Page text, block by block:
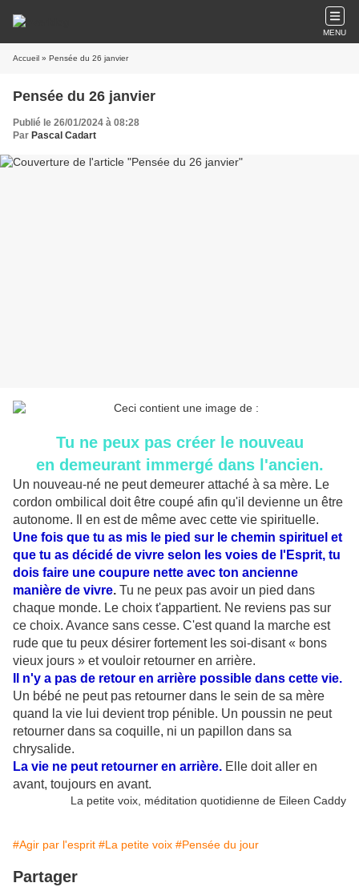
MENU
Accueil » Pensée du 26 janvier
Pensée du 26 janvier
Publié le 26/01/2024 à 08:28
Par Pascal Cadart
Tu ne peux pas créer le nouveau
en demeurant immergé dans l'ancien.
Un nouveau-né ne peut demeurer attaché à sa mère. Le
cordon ombilical doit être coupé afin qu'il devienne un être
autonome. Il en est de même avec cette vie spirituelle.
Une fois que tu as mis le pied sur le chemin spirituel et
que tu as décidé de vivre selon les voies de l'Esprit, tu
dois faire une coupure nette avec ton ancienne
manière de vivre. Tu ne peux pas avoir un pied dans
chaque monde. Le choix t'appartient. Ne reviens pas sur
ce choix. Avance sans cesse. C'est quand la marche est
rude que tu peux désirer fortement les soi-disant « bons
vieux jours » et vouloir retourner en arrière.
Il n'y a pas de retour en arrière possible dans cette vie.
Un bébé ne peut pas retourner dans le sein de sa mère
quand la vie lui devient trop pénible. Un poussin ne peut
retourner dans sa coquille, ni un papillon dans sa
chrysalide.
La vie ne peut retourner en arrière. Elle doit aller en
avant, toujours en avant.
La petite voix, méditation quotidienne de Eileen Caddy
#Agir par l'esprit #La petite voix #Pensée du jour
Partager